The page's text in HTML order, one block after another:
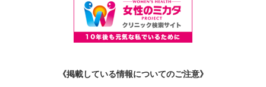
《掲載している情報についてのご注意》